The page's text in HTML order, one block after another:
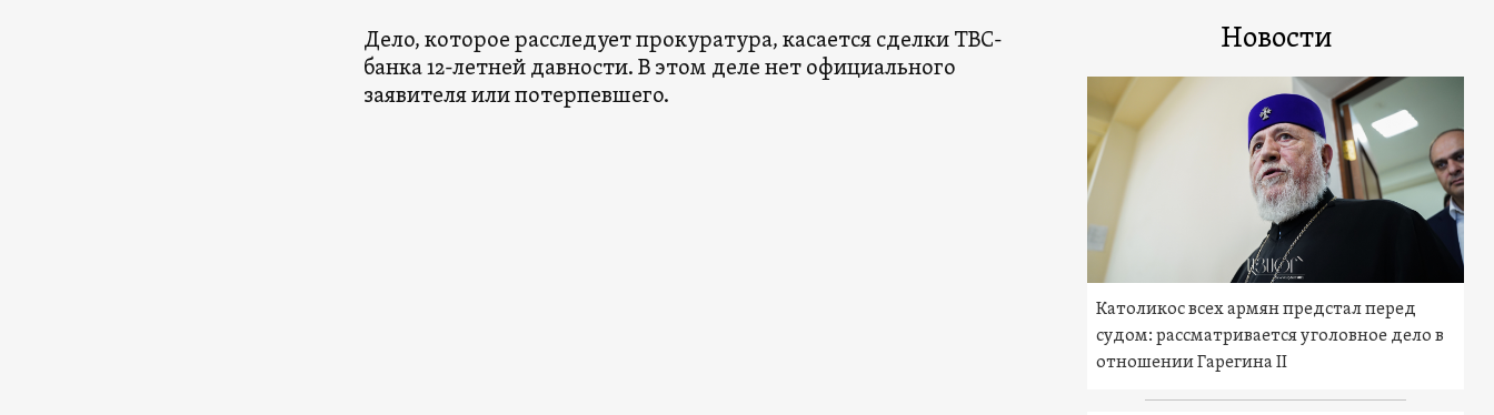
Дело, которое расследует прокуратура, касается сделки TBC-
банка 12-летней давности. В этом деле нет официального
заявителя или потерпевшего.
Новости
Католикос всех армян предстал перед
судом: рассматривается уголовное дело в
отношении Гарегина II